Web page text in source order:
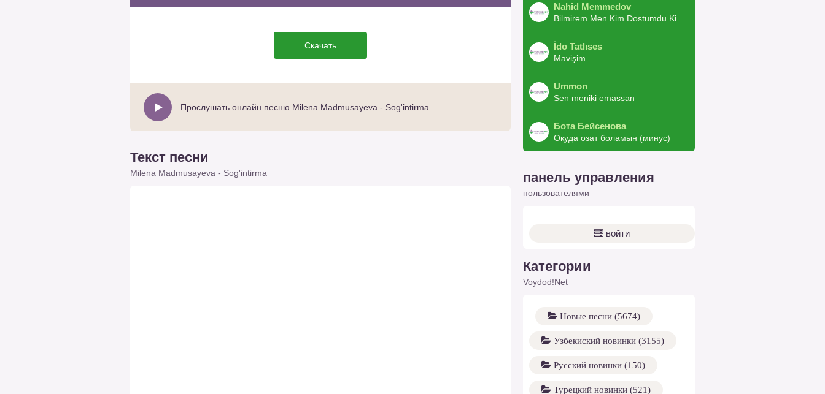
Скачать
Прослушать онлайн песню Milena Madmusayeva - Sog'intirma
Текст песни
Milena Madmusayeva - Sog'intirma
Nahid Memmedov
İdo Tatlıses
Mavişim
Ummon
Sen meniki emassan
Бота Бейсенова
Оқуда озат боламын (минус)
панель управления
пользователями
войти
Категории
Voydod!Net
Новые песни (5674)
Узбекиский новинки (3155)
Русский новинки (150)
Турецкий новинки (521)